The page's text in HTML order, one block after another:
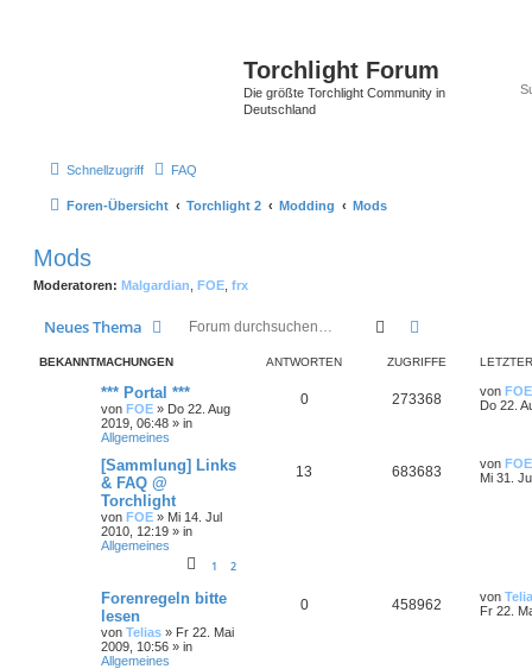
Torchlight Forum
Die größte Torchlight Community in
Deutschland
Schnellzugriff FAQ
Foren-Übersicht Torchlight 2 Modding Mods
Mods
Moderatoren: Malgardian FOE frx
Neues Thema Suche
BEKANNTMACHUNGEN ANTWORTEN ZUGRIFFE
*** Portal ***
von FOE » Do 22. Aug
2019, 06:48 » in
Allgemeines
0 273368 von FOE
Do 22.
[Sammlung] Links
& FAQ @
Torchlight
von FOE » Mi 14. Jul
2010, 12:19 » in
Allgemeines
1 2
13 683683 von FOE
Mi 31.
Forenregeln bitte
lesen
von Telias » Fr 22. Mai
2009, 10:56 » in
Allgemeines
0 458962 von
Fr 22.